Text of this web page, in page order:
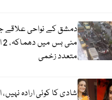
دمشق کے نواحی علاقے
متعدد زخمی
شادی کا کوئی ارادہ